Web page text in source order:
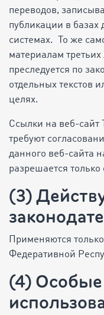
переводов,
публикации в базах
системах. То же
материалам
преследуется по
отдельных текстов
целях.
Ссылки на веб-сайт
требуют
данного веб-сайта
разрешается только
(3)
Применяются
Федеративной
(4) Особые